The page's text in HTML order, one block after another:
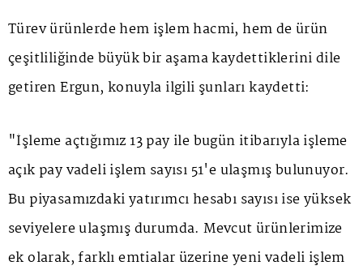
Türev ürünlerde hem işlem hacmi, hem de ürün
çeşitliliğinde büyük bir aşama kaydettiklerini dile
getiren Ergun, konuyla ilgili şunları kaydetti:
"İşleme açtığımız 13 pay ile bugün itibarıyla işleme
açık pay vadeli işlem sayısı 51'e ulaşmış bulunuyor.
Bu piyasamızdaki yatırımcı hesabı sayısı ise yüksek
seviyelere ulaşmış durumda. Mevcut ürünlerimize
ek olarak, farklı emtialar üzerine yeni vadeli işlem